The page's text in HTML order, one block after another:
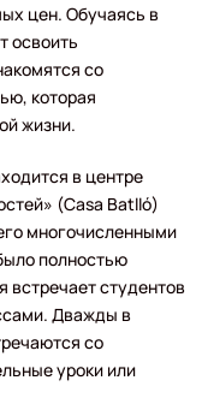
цен. Обучаясь в
освоить
со
которая
жизни.
в центре
(Casa Batlló)
многочисленными
полностью
встречает студентов
Дважды в
со
уроки или